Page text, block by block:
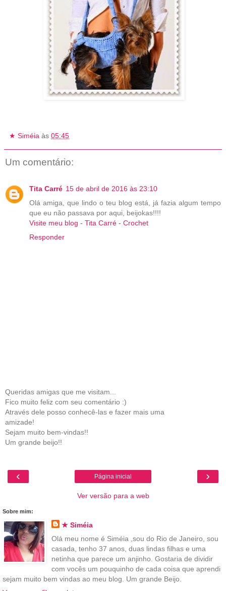
★ Siméia às 05:45
Um comentário:
Tita Carré 15 de abril de 2016 às 23:10
Olá amiga, que lindo o teu blog está, já fazia algum tempo
que eu não passava por aqui, beijokas!!!!
Visite meu blog - Tita Carré - Crochet
Responder
Queridas amigas que me visitam...
Fico muito feliz com seu comentário :)
Através dele posso conhecê-las e fazer mais uma
amizade!
Sejam muito bem-vindas!!
Um grande beijo!!
‹ ›
Página inicial
Ver versão para a web
Sobre mim:
★ Siméia
Olá meu nome é Siméia ,sou do Rio de Janeiro, sou
casada, tenho 37 anos, duas lindas filhas e uma
netinha que parece um anjinho. Gostaria de dividir
com vocês um pouquinho de cada coisa que aprendi
sejam muito bem vindas ao meu blog. Um grande Beijo.